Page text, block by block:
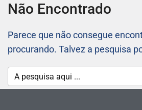
Não Encontrado
Parece que não consegue
procurando. Talvez a pesquisa